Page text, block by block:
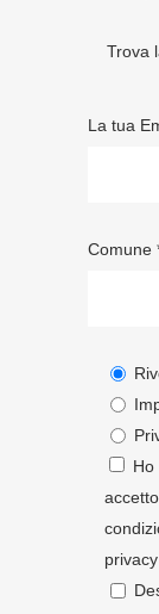
Trova
La tua
Comune
Ho
privacy